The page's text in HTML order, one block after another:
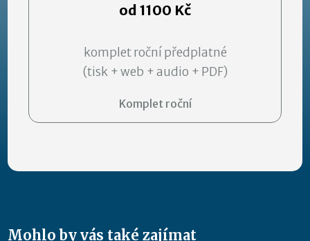
od 1100 Kč
komplet roční předplatné
(tisk + web + audio + PDF)
Komplet roční
Mohlo by vás také zajímat